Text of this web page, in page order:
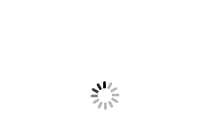
59,00 €.41,30 €.